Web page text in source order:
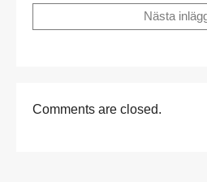
Nästa
Comments are closed.